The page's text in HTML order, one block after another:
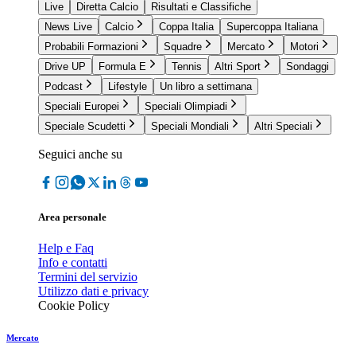
Live
Diretta Calcio
Risultati e Classifiche
News Live
Calcio Coppa Italia
Supercoppa Italiana
Probabili Formazioni
Squadre Mercato
Motori
Drive UP
Formula E Tennis Altri Sport
Sondaggi
Podcast
Lifestyle
Un libro a settimana
Speciali Europei
Speciali Olimpiadi
Speciale Scudetti
Speciali Mondiali Altri Speciali
Seguici anche su
Area personale
Help e Faq
Info e contatti
Termini del servizio
Utilizzo dati e privacy
Cookie Policy
Mercato